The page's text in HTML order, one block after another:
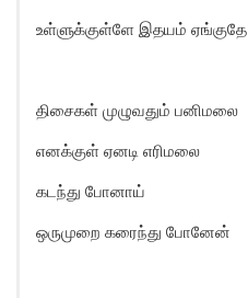
உள்ளுக்குள்ளே இதயம் ஏங்குதே
திசைகள் முழுவதும் பனிமலை
எனக்குள் ஏனடி எரிமலை
கடந்து போனாய்
ஒருமுறை கரைந்து போனேன்